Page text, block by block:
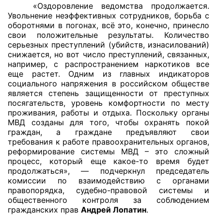
Документы ОП КО
Регламент ОП КО
Кодекс этики ОП КО
Положения
Соглашения
Рекомендации
Порядок работы ЦОН
Аппарат ОП КО
УСТАВ ГКУ “АППАРАТ ОП КО”
Доходы руководителя за 2024 г.
«Оздоровление ведомства продолжается.
Увольнение неэффективных сотрудников, борьба с
оборотнями в погонах, всё это, конечно, принесло
свои положительные результаты. Количество
серьезных преступлений (убийств, изнасилований)
снижается, но вот число преступлений, связанных,
например, с распространением наркотиков все
еще растет. Одним из главных индикаторов
социального напряжения в российском обществе
является степень защищенности от преступных
посягательств, уровень комфортности по месту
проживания, работы и отдыха. Поскольку органы
МВД созданы для того, чтобы охранять покой
граждан, а граждане предъявляют свои
требования к работе правоохранительных органов,
реформирование системы МВД – это сложный
процесс, который еще какое-то время будет
продолжаться», — подчеркнул председатель
комиссии по взаимодействию с органами
правопорядка, судебно-правовой системы и
общественного контроля за соблюдением
гражданских прав Андрей Лопатин.